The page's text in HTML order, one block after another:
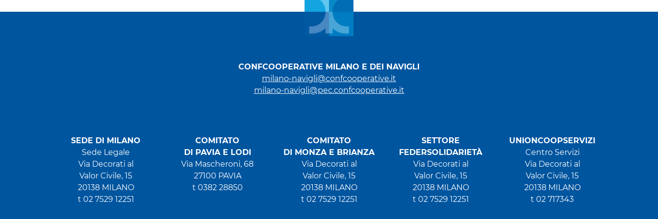
CONFCOOPERATIVE MILANO E DEI NAVIGLI
milano-navigli@confcooperative.it
milano-navigli@pec.confcooperative.it
SEDE DI MILANO
Sede Legale
Via Decorati al
Valor Civile, 15
20138 MILANO
t 02 7529 12251
COMITATO
DI PAVIA E LODI
Via Mascheroni, 68
27100 PAVIA
t 0382 28850
COMITATO
DI MONZA E BRIANZA
Via Decorati al
Valor Civile, 15
20138 MILANO
t 02 7529 12251
SETTORE
FEDERSOLIDARIETÀ
Via Decorati al
Valor Civile, 15
20138 MILANO
t 02 7529 12251
UNIONCOOPSERVIZI
Centro Servizi
Via Decorati al
Valor Civile, 15
20138 MILANO
t 02 717343